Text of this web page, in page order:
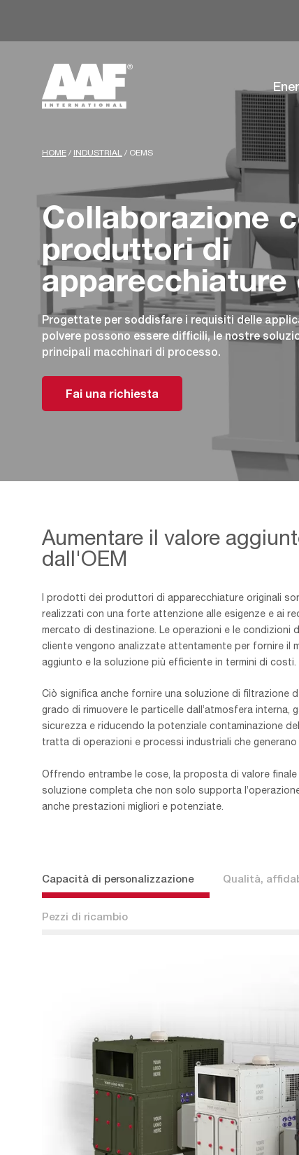
HOME / INDUSTRIAL / OEMS
Collaborazione
produttori di
Progettate per soddisfare i requisiti delle
polvere possono essere difficili, le nostre
principali macchinari di processo.
Fai una richiesta
Aumentare il valore
dall'OEM
I prodotti dei produttori di apparecchiature originali
realizzati con una forte attenzione alle esigenze e ai
mercato di destinazione. Le operazioni e le condizioni
cliente vengono analizzate attentamente per fornire il
aggiunto e la soluzione più efficiente in termini di costi.
Ciò significa anche fornire una soluzione di filtrazione
grado di rimuovere le particelle dall’atmosfera interna,
sicurezza e riducendo la potenziale contaminazione
tratta di operazioni e processi industriali che generano
Offrendo entrambe le cose, la proposta di valore
soluzione completa che non solo supporta
anche prestazioni migliori e potenziate.
Capacità di personalizzazione Qualità,
Pezzi di ricambio